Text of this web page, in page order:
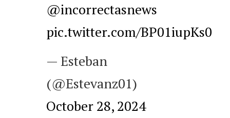
@incorrectasnews
pic.twitter.com/BP01iupKs0
— Esteban
(@Estevanz01)
October 28, 2024